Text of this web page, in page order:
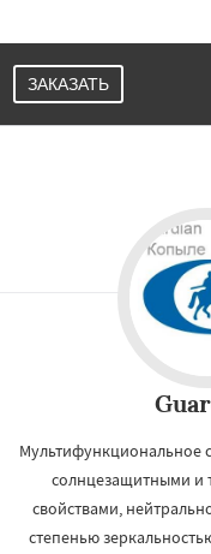
ЗАКАЗАТЬ
Мультифункциональное
солнцезащитными и
свойствами,
степенью